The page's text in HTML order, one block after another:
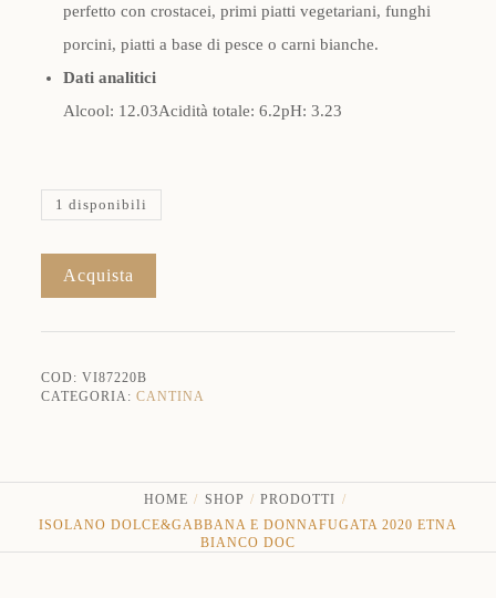
perfetto con crostacei, primi piatti vegetariani, funghi
porcini, piatti a base di pesce o carni bianche.
Dati analitici
Alcool: 12.03Acidità totale: 6.2pH: 3.23
1 disponibili
Dolce&Gabbana
Donnafugata
Etna
Bianco
Acquista
COD: VI87220B
CATEGORIA: CANTINA
HOME SHOP
PRODOTTI
ISOLANO DOLCE&GABBANA E DONNAFUGATA 2020 ETNA
BIANCO DOC